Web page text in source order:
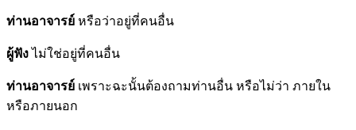
ท่านอาจารย์ หรือว่าอยู่ที่คนอื่น
ผู้ฟังไม่ใช่อยู่ที่คนอื่น
ท่านอาจารย์ เพราะฉะนั้นต้องถามท่านอื่น หรือไม่ว่า ภายใน
หรือภายนอก